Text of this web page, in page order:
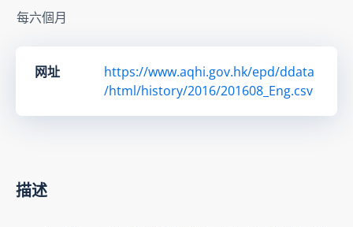
每六個月
网址
https://www.aqhi.gov.hk/epd/ddata
/html/history/2016/201608_Eng.csv
描述